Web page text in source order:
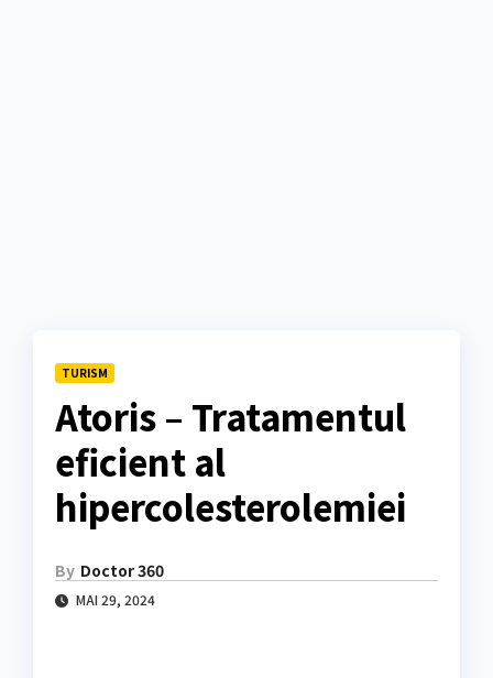
TURISM
Atoris – Tratamentul
eficient al
hipercolesterolemiei
By Doctor 360
MAI 29, 2024